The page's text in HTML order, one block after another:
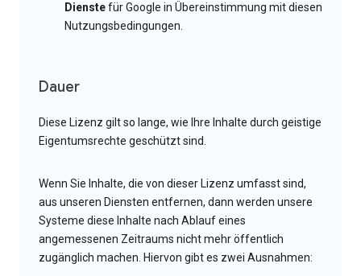
Dienstefür Google in Übereinstimmung mit diesen
Nutzungsbedingungen.
Dauer
Diese Lizenz gilt so lange, wie Ihre Inhalte durch geistige
Eigentumsrechte geschützt sind.
Wenn Sie Inhalte, die von dieser Lizenz umfasst sind,
aus unseren Diensten entfernen, dann werden unsere
Systeme diese Inhalte nach Ablauf eines
angemessenen Zeitraums nicht mehr öffentlich
zugänglich machen. Hiervon gibt es zwei Ausnahmen: